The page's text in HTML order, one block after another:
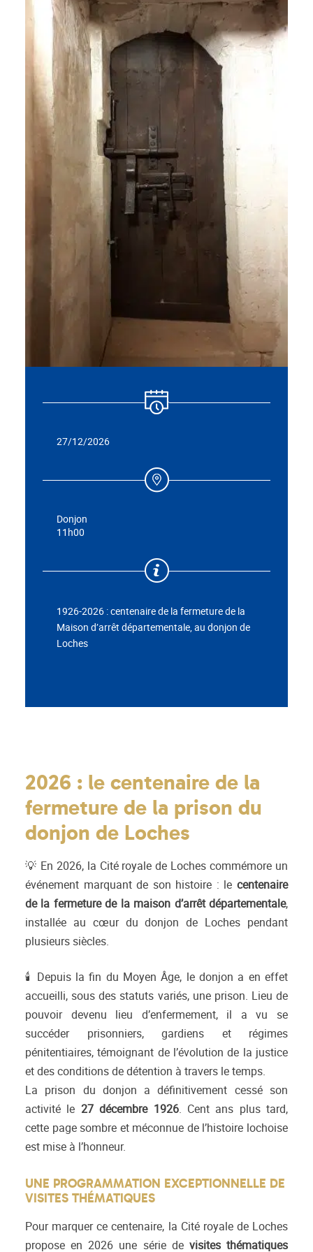
27/12/2026
Donjon
11h00
1926-2026 : centenaire de la fermeture de la
Maison d’arrêt départementale, au donjon de
Loches
2026 : le centenaire de la
fermeture de la prison du
donjon de Loches
💡 En 2026, la Cité royale de Loches commémore un
événement marquant de son histoire : le centenaire
de la fermeture de la maison d’arrêt départementale,
installée au cœur du donjon de Loches pendant
plusieurs siècles.
🕯 Depuis la fin du Moyen Âge, le donjon a en effet
accueilli, sous des statuts variés, une prison. Lieu de
pouvoir devenu lieu d’enfermement, il a vu se
succéder prisonniers, gardiens et régimes
pénitentiaires, témoignant de l’évolution de la justice
et des conditions de détention à travers le temps.
La prison du donjon a définitivement cessé son
activité le 27 décembre 1926. Cent ans plus tard,
cette page sombre et méconnue de l’histoire lochoise
est mise à l’honneur.
UNE PROGRAMMATION EXCEPTIONNELLE DE
VISITES THÉMATIQUES
Pour marquer ce centenaire, la Cité royale de Loches
propose en 2026 une série de visites thématiques